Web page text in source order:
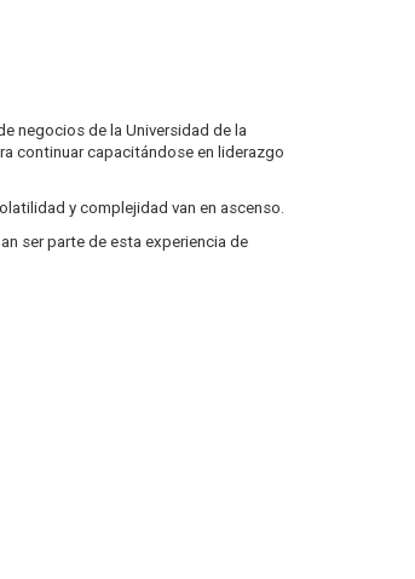
negocios de la Universidad de la
continuar capacitándose en liderazgo
y complejidad van en ascenso.
ser parte de esta experiencia de